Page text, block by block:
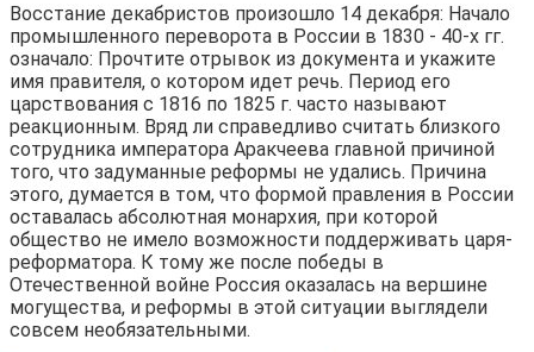
Восстание декабристов произошло 14 декабря: Начало
промышленного переворота в России в 1830 - 40-х гг.
означало: Прочтите отрывок из документа и укажите
имя правителя, о котором идет речь. Период его
царствования с 1816 по 1825 г. часто называют
реакционным. Вряд ли справедливо считать близкого
сотрудника императора Аракчеева главной причиной
того, что задуманные реформы не удались. Причина
этого, думается в том, что формой правления в России
оставалась абсолютная монархия, при которой
общество не имело возможности поддерживать царя-
реформатора. К тому же после победы в
Отечественной войне Россия оказалась на вершине
могущества, и реформы в этой ситуации выглядели
совсем необязательными.